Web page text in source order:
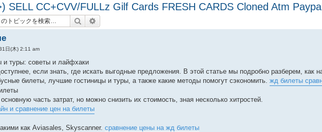
SELL CC+CVV/FULLz Gilf Cards FRESH CARDS Cloned Atm
検索
日(木) 2:11 am
и туры: советы и лайфхаки
если знать, где искать выгодные предложения. В этой статье мы подробно разберем, как
билеты, лучшие гостиницы и туры, а также какие методы помогут сэкономить. жд билеты
часть затрат, но можно снизить их стоимость, зная несколько хитростей.
и сравнение цен на билеты
как Aviasales, Skyscanner. сравнение цены на жд билеты